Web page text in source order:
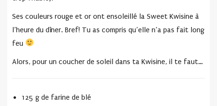
Ses couleurs rouge et or ont ensoleillé la Sweet Kwisine à
l’heure du dîner. Bref! Tu as compris qu’elle n’a pas fait long
feu
Alors, pour un coucher de soleil dans ta Kwisine, il te faut…
125 g de farine de blé